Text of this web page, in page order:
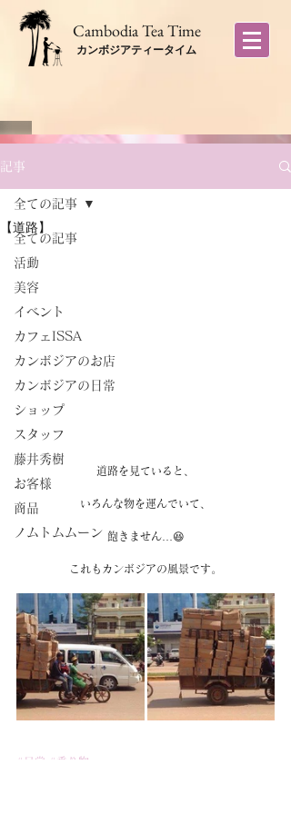
​Cambodia Tea Time
カンボジアティータイム
記事
全ての記事
活動
美容
イベント
カフェISSA
カンボジアのお店
カンボジアの日常
ショップ
スタッフ
藤井秀樹
お客様
商品
ノムトムムーン
全ての記事
【道路】
道路を見ていると、
いろんな物を運んでいて、
飽きません…😆
これもカンボジアの風景です。
#日常 #乗り物